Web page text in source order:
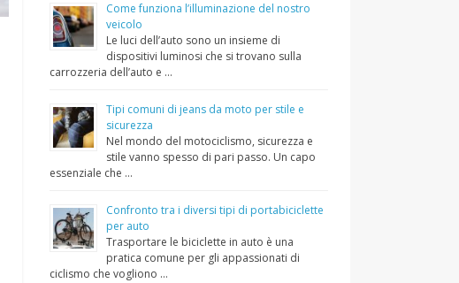
Come funziona l’illuminazione del nostro
veicolo
Le luci dell’auto sono un insieme di
dispositivi luminosi che si trovano sulla
carrozzeria dell’auto e …
Tipi comuni di jeans da moto per stile e
sicurezza
Nel mondo del motociclismo, sicurezza e
stile vanno spesso di pari passo. Un capo
essenziale che …
Confronto tra i diversi tipi di portabiciclette
per auto
Trasportare le biciclette in auto è una
pratica comune per gli appassionati di
ciclismo che vogliono …